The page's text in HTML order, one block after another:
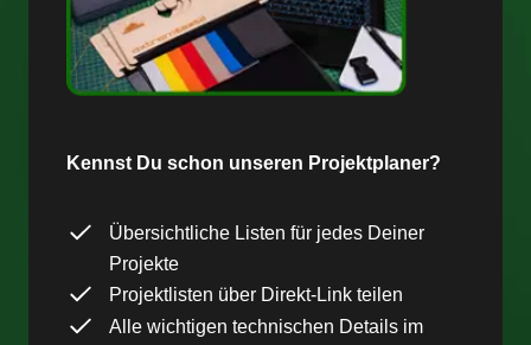
Kennst Du schon unseren Projektplaner?
Übersichtliche Listen für jedes Deiner
Projekte
Projektlisten über Direkt-Link teilen
Alle wichtigen technischen Details im